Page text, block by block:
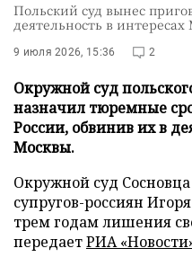
Польский суд вынес
деятельность в
9 июля 2026, 15:36 2
Окружной суд
назначил тюремные
России, обвинив их в
Москвы.
Окружной суд
супругов-россиян
трем годам лишения
передаетРИА